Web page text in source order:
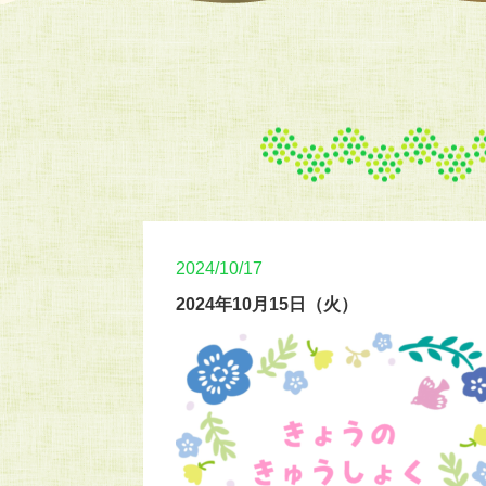
2024/10/17
2024年10月15日（火）